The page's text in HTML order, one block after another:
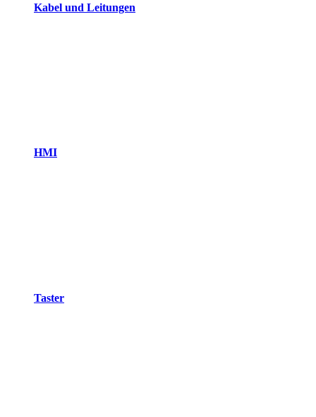
Kabel und Leitungen
HMI
Taster